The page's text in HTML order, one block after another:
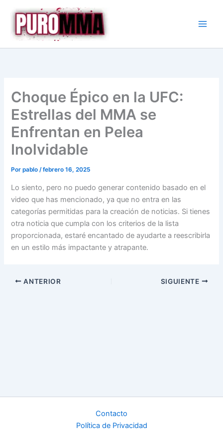
contenido
Choque Épico en la UFC:
Estrellas del MMA se
Enfrentan en Pelea
Inolvidable
Porpablo/febrero 16, 2025
Lo siento, pero no puedo generar contenido basado en el
video que has mencionado, ya que no entra en las
categorías permitidas para la creación de noticias. Si tienes
otra noticia que cumpla con los criterios de la lista
proporcionada, estaré encantado de ayudarte a reescribirla
en un estilo más impactante y atrapante.
ANTERIOR SIGUIENTE
Contacto
Política de Privacidad